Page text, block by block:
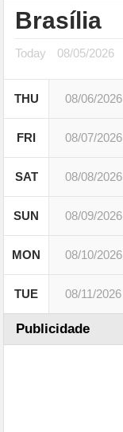
Brasília
Today 08/05/2026
THU 08/06/2026
FRI 08/07/2026
SAT 08/08/2026
SUN 08/09/2026
MON 08/10/2026
TUE 08/11/2026
Publicidade